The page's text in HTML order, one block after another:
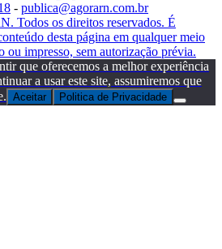
- publica@agorarn.com.br
Todos os direitos reservados. É
desta página em qualquer meio
ou impresso, sem autorização prévia.
que oferecemos a melhor experiência
a usar este site, assumiremos que
Aceitar Politica de Privacidade